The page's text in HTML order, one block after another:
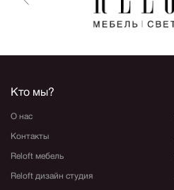
Кто мы?
О нас
Контакты
Reloft мебель
Reloft дизайн студия